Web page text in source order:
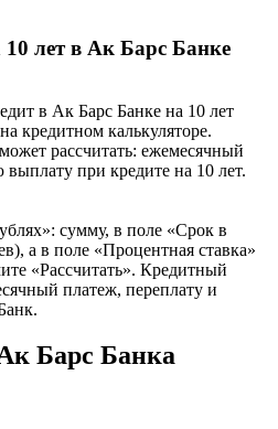
10 лет в Ак Барс Банке
в Ак Барс Банке на 10 лет
кредитном калькуляторе.
рассчитать: ежемесячный
при кредите на 10 лет.
сумму, в поле «Срок в
а в поле «Процентная ставка»
«Рассчитать». Кредитный
платеж, переплату и
Барс Банка